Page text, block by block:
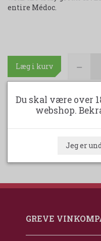
entire Médoc.
Læg i kurv
En kasse indeholder 12 flasker
GREVE
Du skal være over
webshop.
Jeg er